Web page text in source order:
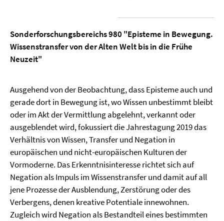
Sonderforschungsbereichs 980 "Episteme in Bewegung.
Wissenstransfer von der Alten Welt bis in die Frühe
Neuzeit"
Ausgehend von der Beobachtung, dass Episteme auch und
gerade dort in Bewegung ist, wo Wissen unbestimmt bleibt
oder im Akt der Vermittlung abgelehnt, verkannt oder
ausgeblendet wird, fokussiert die Jahrestagung 2019 das
Verhältnis von Wissen, Transfer und Negation in
europäischen und nicht-europäischen Kulturen der
Vormoderne. Das Erkenntnisinteresse richtet sich auf
Negation als Impuls im Wissenstransfer und damit auf all
jene Prozesse der Ausblendung, Zerstörung oder des
Verbergens, denen kreative Potentiale innewohnen.
Zugleich wird Negation als Bestandteil eines bestimmten